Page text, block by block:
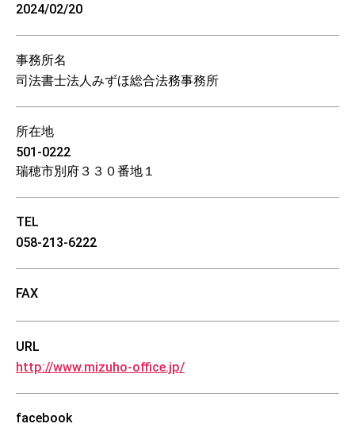
2024/02/20
事務所名
司法書士法人みずほ総合法務事務所
所在地
501-0222
瑞穂市別府３３０番地１
TEL
058-213-6222
FAX
URL
http://www.mizuho-office.jp/
facebook